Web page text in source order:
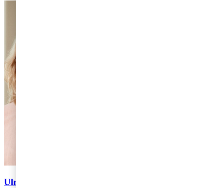
Ulrika Lundh Eriksson och Oscar Warglo